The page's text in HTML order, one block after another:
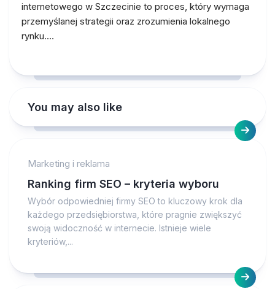
internetowego w Szczecinie to proces, który wymaga
przemyślanej strategii oraz zrozumienia lokalnego
rynku.…
You may also like
Marketing i reklama
Ranking firm SEO – kryteria wyboru
Wybór odpowiedniej firmy SEO to kluczowy krok dla
każdego przedsiębiorstwa, które pragnie zwiększyć
swoją widoczność w internecie. Istnieje wiele
kryteriów,...